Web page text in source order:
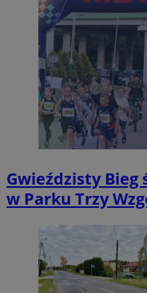
Gwieździsty Bieg
w Parku Trzy